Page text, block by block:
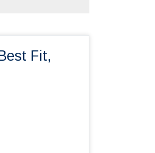
Fit,